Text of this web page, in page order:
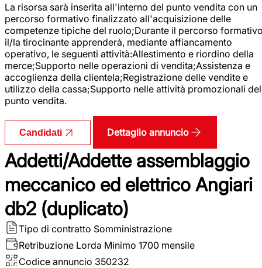
La risorsa sarà inserita all'interno del punto vendita con un
percorso formativo finalizzato all'acquisizione delle
competenze tipiche del ruolo;Durante il percorso
il/la tirocinante apprenderà, mediante affiancamento
operativo, le seguenti attività:Allestimento e riordino della
merce;Supporto nelle operazioni di vendita;Assistenza e
accoglienza della clientela;Registrazione delle vendite e
utilizzo della cassa;Supporto nelle attività promozionali del
punto vendita.
Candidati Dettaglio annuncio
Addetti/Addette assemblaggio
meccanico ed elettrico Angiari
db2 (duplicato)
Tipo di contratto Somministrazione
Retribuzione Lorda Minimo 1700 mensile
Codice annuncio 350232